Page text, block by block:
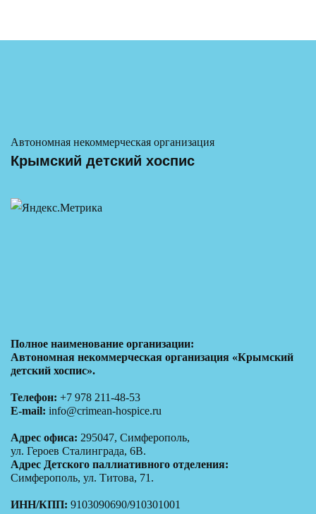
Автономная некоммерческая организация
Крымский детский хоспис
Полное наименование организации:
Автономная некоммерческая организация «Крымский
детский хоспис».
Телефон: +7 978 211-48-53
E-mail: info@crimean-hospice.ru
Адрес офиса: 295047, Симферополь,
ул. Героев Сталинграда, 6В.
Адрес Детского паллиативного отделения:
Симферополь, ул. Титова, 71.
ИНН/КПП: 9103090690/910301001